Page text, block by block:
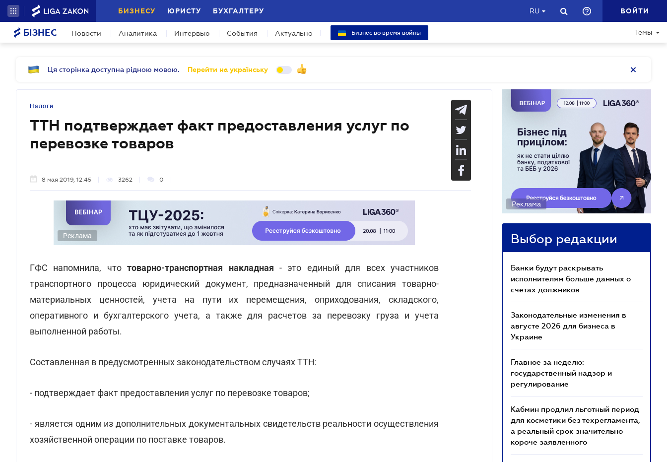
БИЗНЕСУ ЮРИСТУ БУХГАЛТЕРУ RU ВОЙТИ
БІЗНЕС Новости Аналитика Интервью События Актуально Бизнес во время войны Темы
Ця сторінка доступна рідною мовою. Перейти на українську
Налоги
ТТН подтверждает факт предоставления услуг по
перевозке товаров
8 мая 2019, 12:45 3262 0
Реклама
ГФС напомнила, чтотоварно-транспортная накладная - это единый для всех участников
транспортного процесса юридический документ, предназначенный для списания товарно-
материальных ценностей, учета на пути их перемещения, оприходования, складского,
оперативного и бухгалтерского учета, а также для расчетов за перевозку груза и учета
выполненной работы.
Составленная в предусмотренных законодательством случаях ТТН:
- подтверждает факт предоставления услуг по перевозке товаров;
- является одним из дополнительных документальных свидетельств реальности осуществления
хозяйственной операции по поставке товаров.
Реклама
Выбор редакции
Банки будут раскрывать
исполнителям больше данных о
счетах должников
Законодательные изменения в
августе 2026 для бизнеса в
Украине
Главное за неделю:
государственный надзор и
регулирование
Кабмин продлил льготный период
для косметики без техрегламента,
а реальный срок значительно
короче заявленного